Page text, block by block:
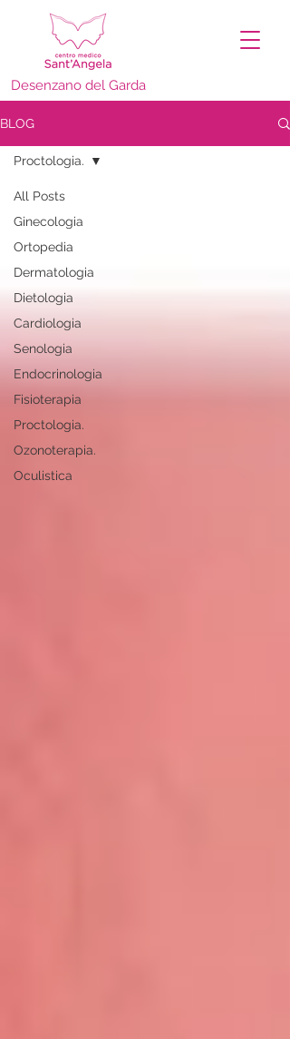
Desenzano del Garda
BLOG
All Posts
Ginecologia
Ortopedia
Dermatologia
Dietologia
Cardiologia
Senologia
Endocrinologia
Fisioterapia
Proctologia.
Ozonoterapia.
Oculistica
Proctologia.